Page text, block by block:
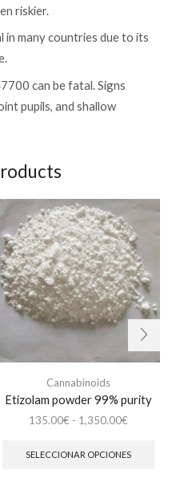
riskier.
in many countries due to its
can be fatal. Signs
pupils, and shallow
Cannabinoids
Etizolam powder 99% purity
135.00€ - 1,350.00€
precios:
SELECCIONAR OPCIONES